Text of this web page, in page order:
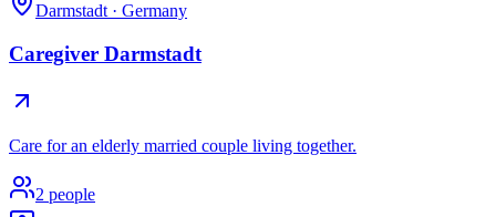
Darmstadt · Germany
Caregiver Darmstadt
Care for an elderly married couple living together.
2 people